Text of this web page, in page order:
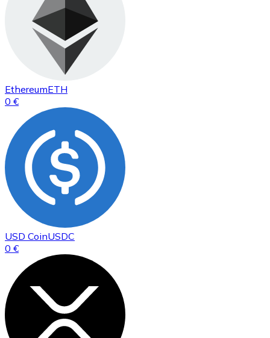
EthereumETH
0 €
USD CoinUSDC
0 €